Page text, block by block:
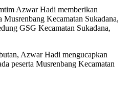
Azwar Hadi memberikan
Musrenbang Kecamatan Sukadana,
GSG Kecamatan Sukadana,
Azwar Hadi mengucapkan
peserta Musrenbang Kecamatan